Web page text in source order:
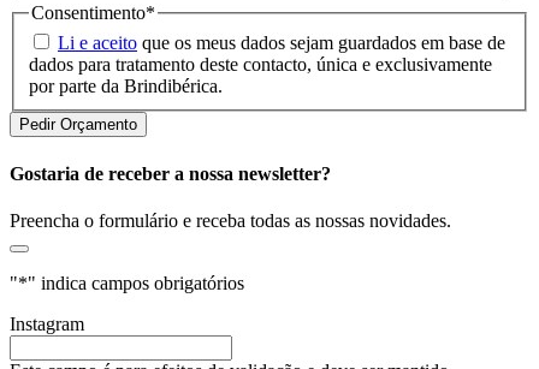
Consentimento*
Li e aceito que os meus dados sejam guardados em base de
dados para tratamento deste contacto, única e exclusivamente
por parte da Brindibérica.
Gostaria de receber a nossa newsletter?
Preencha o formulário e receba todas as nossas novidades.
"*" indica campos obrigatórios
Instagram